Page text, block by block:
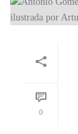
0